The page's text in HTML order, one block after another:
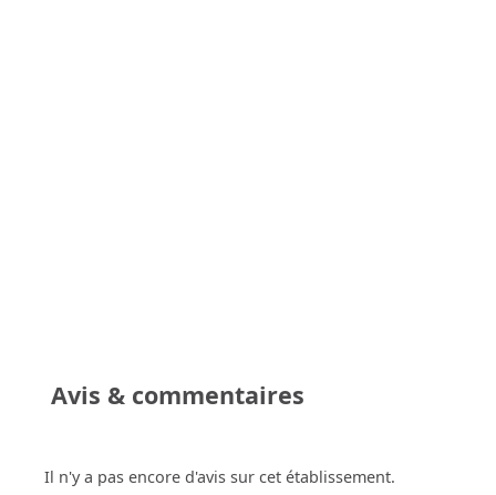
Avis & commentaires
Il n'y a pas encore d'avis sur cet établissement.